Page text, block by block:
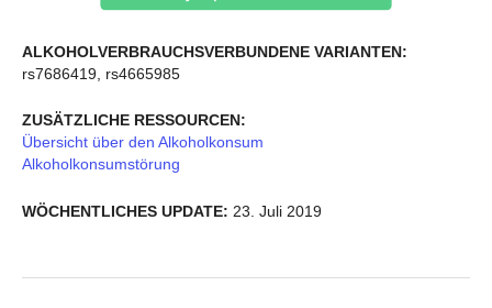
ALKOHOLVERBRAUCHSVERBUNDENE VARIANTEN:
rs7686419, rs4665985
ZUSÄTZLICHE RESSOURCEN:
Übersicht über den Alkoholkonsum
Alkoholkonsumstörung
WÖCHENTLICHES UPDATE: 23. Juli 2019